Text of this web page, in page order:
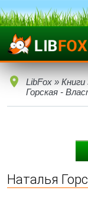
LibFox » Книги
Горская -
Наталья